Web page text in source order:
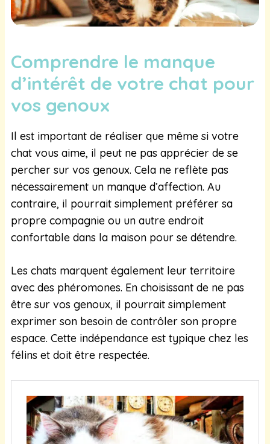
Comprendre le manque
d’intérêt de votre chat pour
vos genoux
Il est important de réaliser que même si votre
chat vous aime, il peut ne pas apprécier de se
percher sur vos genoux. Cela ne reflète pas
nécessairement un manque d’affection. Au
contraire, il pourrait simplement préférer sa
propre compagnie ou un autre endroit
confortable dans la maison pour se détendre.
Les chats marquent également leur territoire
avec des phéromones. En choisissant de ne pas
être sur vos genoux, il pourrait simplement
exprimer son besoin de contrôler son propre
espace. Cette indépendance est typique chez les
félins et doit être respectée.